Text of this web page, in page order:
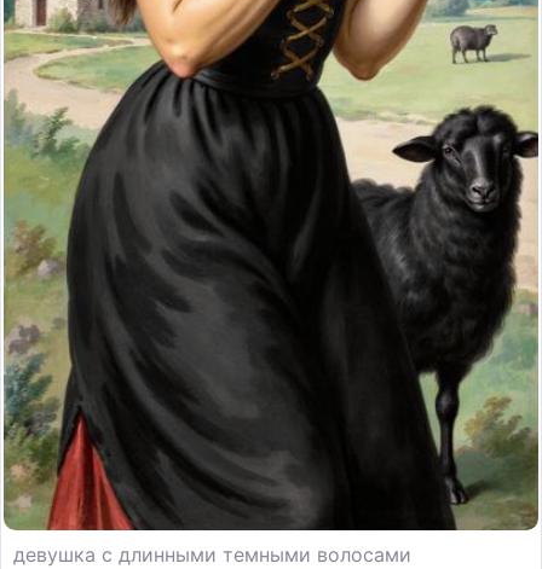
девушка с длинными темными волосами